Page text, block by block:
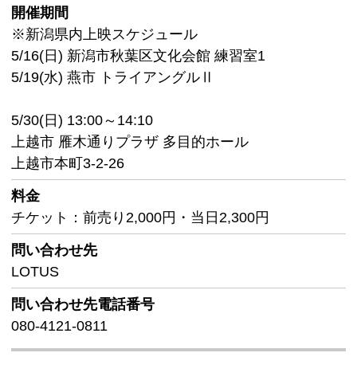
開催期間
※新潟県内上映スケジュール
5/16(日) 新潟市秋葉区文化会館 練習室1
5/19(水) 燕市 トライアングルⅡ
5/30(日) 13:00～14:10
上越市 雁木通りプラザ 多目的ホール
上越市本町3-2-26
料金
チケット：前売り2,000円・当日2,300円
問い合わせ先
LOTUS
問い合わせ先電話番号
080-4121-0811